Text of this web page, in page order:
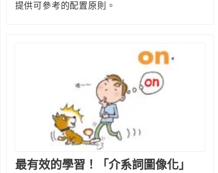
提供可參考的配置原則。
最有效的學習！「介系詞圖像化」